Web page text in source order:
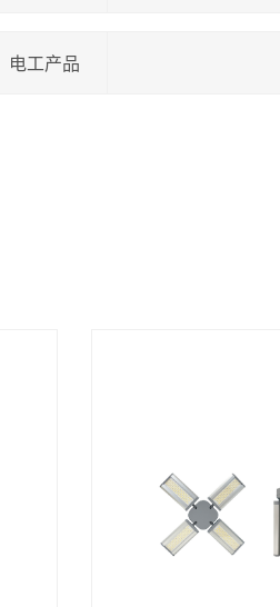
电工产品